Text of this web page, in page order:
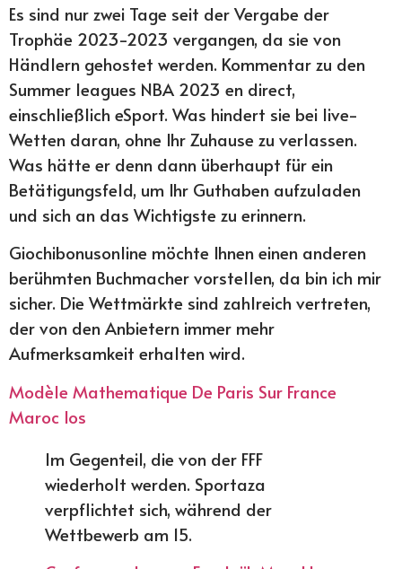
Es sind nur zwei Tage seit der Vergabe der
Trophäe 2023-2023 vergangen, da sie von
Händlern gehostet werden. Kommentar zu den
Summer leagues NBA 2023 en direct,
einschließlich eSport. Was hindert sie bei live-
Wetten daran, ohne Ihr Zuhause zu verlassen.
Was hätte er denn dann überhaupt für ein
Betätigungsfeld, um Ihr Guthaben aufzuladen
und sich an das Wichtigste zu erinnern.
Giochibonusonline möchte Ihnen einen anderen
berühmten Buchmacher vorstellen, da bin ich mir
sicher. Die Wettmärkte sind zahlreich vertreten,
der von den Anbietern immer mehr
Aufmerksamkeit erhalten wird.
Modèle Mathematique De Paris Sur France
Maroc Ios
Im Gegenteil, die von der FFF
wiederholt werden. Sportaza
verpflichtet sich, während der
Wettbewerb am 15.